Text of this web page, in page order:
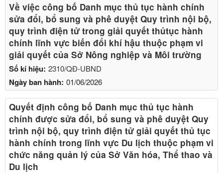
Số kí hiệu: 2310/QĐ-UBND
Ngày ban hành: 01/06/2026
Về việc công bố Danh mục thủ tục hành chính
sửa đổi, bổ sung và phê duyệt Quy trình nội bộ,
quy trình điện tử trong giải quyết thủtục hành
chính lĩnh vực biến đổi khí hậu thuộc phạm vi
giải quyết của Sở Nông nghiệp và Môi trường
Quyết định công bố Danh mục thủ tục hành
chính được sửa đổi, bổ sung và phê duyệt Quy
trình nội bộ, quy trình điện tử giải quyết thủ tục
hành chính trong lĩnh vực Du lịch thuộc phạm vi
chức năng quản lý của Sở Văn hóa, Thể thao và
Du lịch